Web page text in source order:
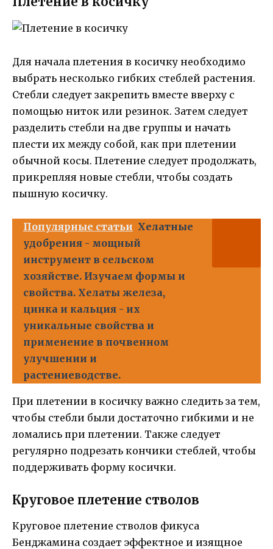
Для начала плетения в косичку необходимо
выбрать несколько гибких стеблей растения.
Стебли следует закрепить вместе вверху с
помощью ниток или резинок. Затем следует
разделить стебли на две группы и начать
плести их между собой, как при плетении
обычной косы. Плетение следует продолжать,
прикрепляя новые стебли, чтобы создать
пышную косичку.
Популярные статьи Хелатные
удобрения - мощный
инструмент в сельском
хозяйстве. Изучаем формы и
свойства. Хелаты железа,
цинка и кальция - их
уникальные свойства и
применение в почвенном
улучшении и
растениеводстве.
При плетении в косичку важно следить за тем,
чтобы стебли были достаточно гибкими и не
ломались при плетении. Также следует
регулярно подрезать кончики стеблей, чтобы
поддерживать форму косички.
Круговое плетение стволов
Круговое плетение стволов фикуса
Бенджамина создает эффектное и изящное